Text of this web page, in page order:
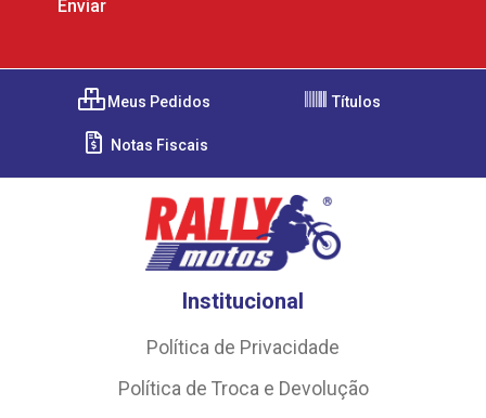
Meus Pedidos Títulos
Notas Fiscais
Institucional
Política de Privacidade
Política de Troca e Devolução